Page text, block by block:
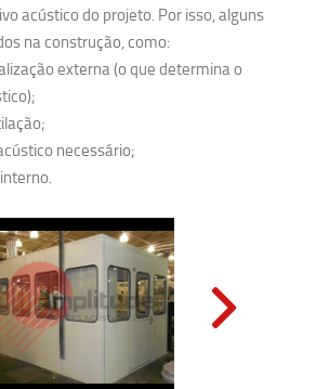
acústico do projeto. Por isso, alguns
na construção, como:
externa (o que determina o
necessário;